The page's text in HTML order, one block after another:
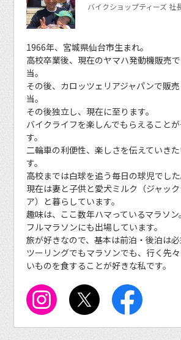
バイクショップティーズ 社
1966年、宮城県仙台市生まれ。
高校卒業後、現在のヤマハ発動機販売
当。
その後、カロッツェリアジャパンで販
当。
その後独立し、現在に至ります。
バイクライフを楽しんでもらえること
す。
二輪車の利便性、楽しさを伝えていき
す。
高校までは白球を追う毎日の球児でした
現在は妻と子供と愛犬ミルク（ジャッ
ア）と暮らしています。
趣味は、ここ数年ハマっているマラソン。
フルマラソンにも出場しています。
旅が好きなので、基本は前泊・後泊は必
ツーリングでもマラソンでも、行く先
いものを食することが好きな私です。